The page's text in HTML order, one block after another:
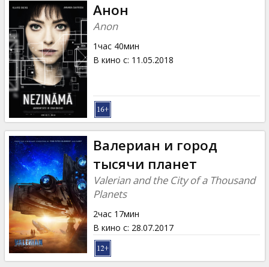
Анон
Anon
1час 40мин
В кино с: 11.05.2018
Валериан и город
тысячи планет
Valerian and the City of a Thousand
Planets
2час 17мин
В кино с: 28.07.2017